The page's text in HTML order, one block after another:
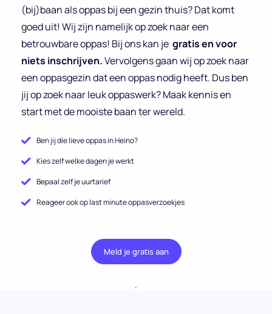
(bij)baan als oppas bij een gezin thuis? Dat komt
goed uit! Wij zijn namelijk op zoek naar een
betrouwbare oppas! Bij ons kan je gratis en voor
niets inschrijven.Vervolgens gaan wij op zoek naar
een oppasgezin dat een oppas nodig heeft. Dus ben
jij op zoek naar leuk oppaswerk? Maak kennis en
start met de mooiste baan ter wereld.
Ben jij die lieve oppas in Heino?
Kies zelf welke dagen je werkt
Bepaal zelf je uurtarief
Reageer ook op last minute oppasverzoekjes
Meld je gratis aan
.